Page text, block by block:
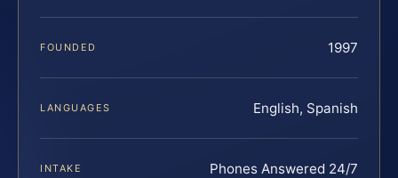
FOUNDED 1997
LANGUAGES English, Spanish
INTAKE Phones Answered 24/7